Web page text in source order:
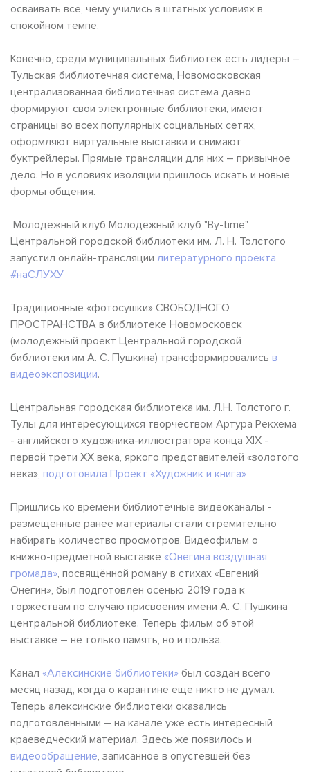
осваивать все, чему учились в штатных условиях в
спокойном темпе.
Конечно, среди муниципальных библиотек есть лидеры –
Тульская библиотечная система, Новомосковская
централизованная библиотечная система давно
формируют свои электронные библиотеки, имеют
страницы во всех популярных социальных сетях,
оформляют виртуальные выставки и снимают
буктрейлеры. Прямые трансляции для них – привычное
дело. Но в условиях изоляции пришлось искать и новые
формы общения.
Молодежный клуб Молодёжный клуб "By-time"
Центральной городской библиотеки им. Л. Н. Толстого
запустил онлайн-трансляции литературного проекта
#наСЛУХУ
Традиционные «фотосушки» СВОБОДНОГО
ПРОСТРАНСТВА в библиотеке Новомосковск
(молодежный проект Центральной городской
библиотеки им А. С. Пушкина) трансформировались в
видеоэкспозиции.
Центральная городская библиотека им. Л.Н. Толстого г.
Тулы для интересующихся творчеством Артура Рекхема
- английского художника-иллюстратора конца XIX -
первой трети XX века, яркого представителей «золотого
века», подготовила Проект «Художник и книга»
Пришлись ко времени библиотечные видеоканалы -
размещенные ранее материалы стали стремительно
набирать количество просмотров. Видеофильм о
книжно-предметной выставке «Онегина воздушная
громада», посвящённой роману в стихах «Евгений
Онегин», был подготовлен осенью 2019 года к
торжествам по случаю присвоения имени А. С. Пушкина
центральной библиотеке. Теперь фильм об этой
выставке – не только память, но и польза.
Канал «Алексинские библиотеки» был создан всего
месяц назад, когда о карантине еще никто не думал.
Теперь алексинские библиотеки оказались
подготовленными – на канале уже есть интересный
краеведческий материал. Здесь же появилось и
видеообращение, записанное в опустевшей без